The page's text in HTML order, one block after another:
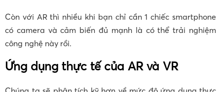
Còn với AR thì nhiều khi bạn chỉ cần 1 chiếc smartphone
có camera và cảm biến đủ mạnh là có thể trải nghiệm
công nghệ này rồi.
Ứng dụng thực tế của AR và VR